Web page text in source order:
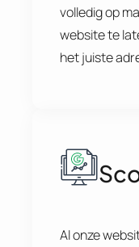
volledig op
website te
het juiste
Al onze